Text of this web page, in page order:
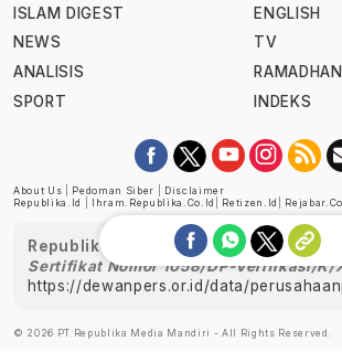
ISLAM DIGEST
NEWS
ANALISIS
SPORT
ENGLISH
TV
RAMADHAN
INDEKS
About Us Pedoman Siber
Disclaimer
Republika.id
Ihram.republika.co.id Retizen.id
Republika telah diverifikasi oleh
Sertifikat Nomor 1058/DP-Verifikasi/K/
https://dewanpers.or.id/data/
© 2026 PT Republika Media Mandiri - All Rights Reserved.